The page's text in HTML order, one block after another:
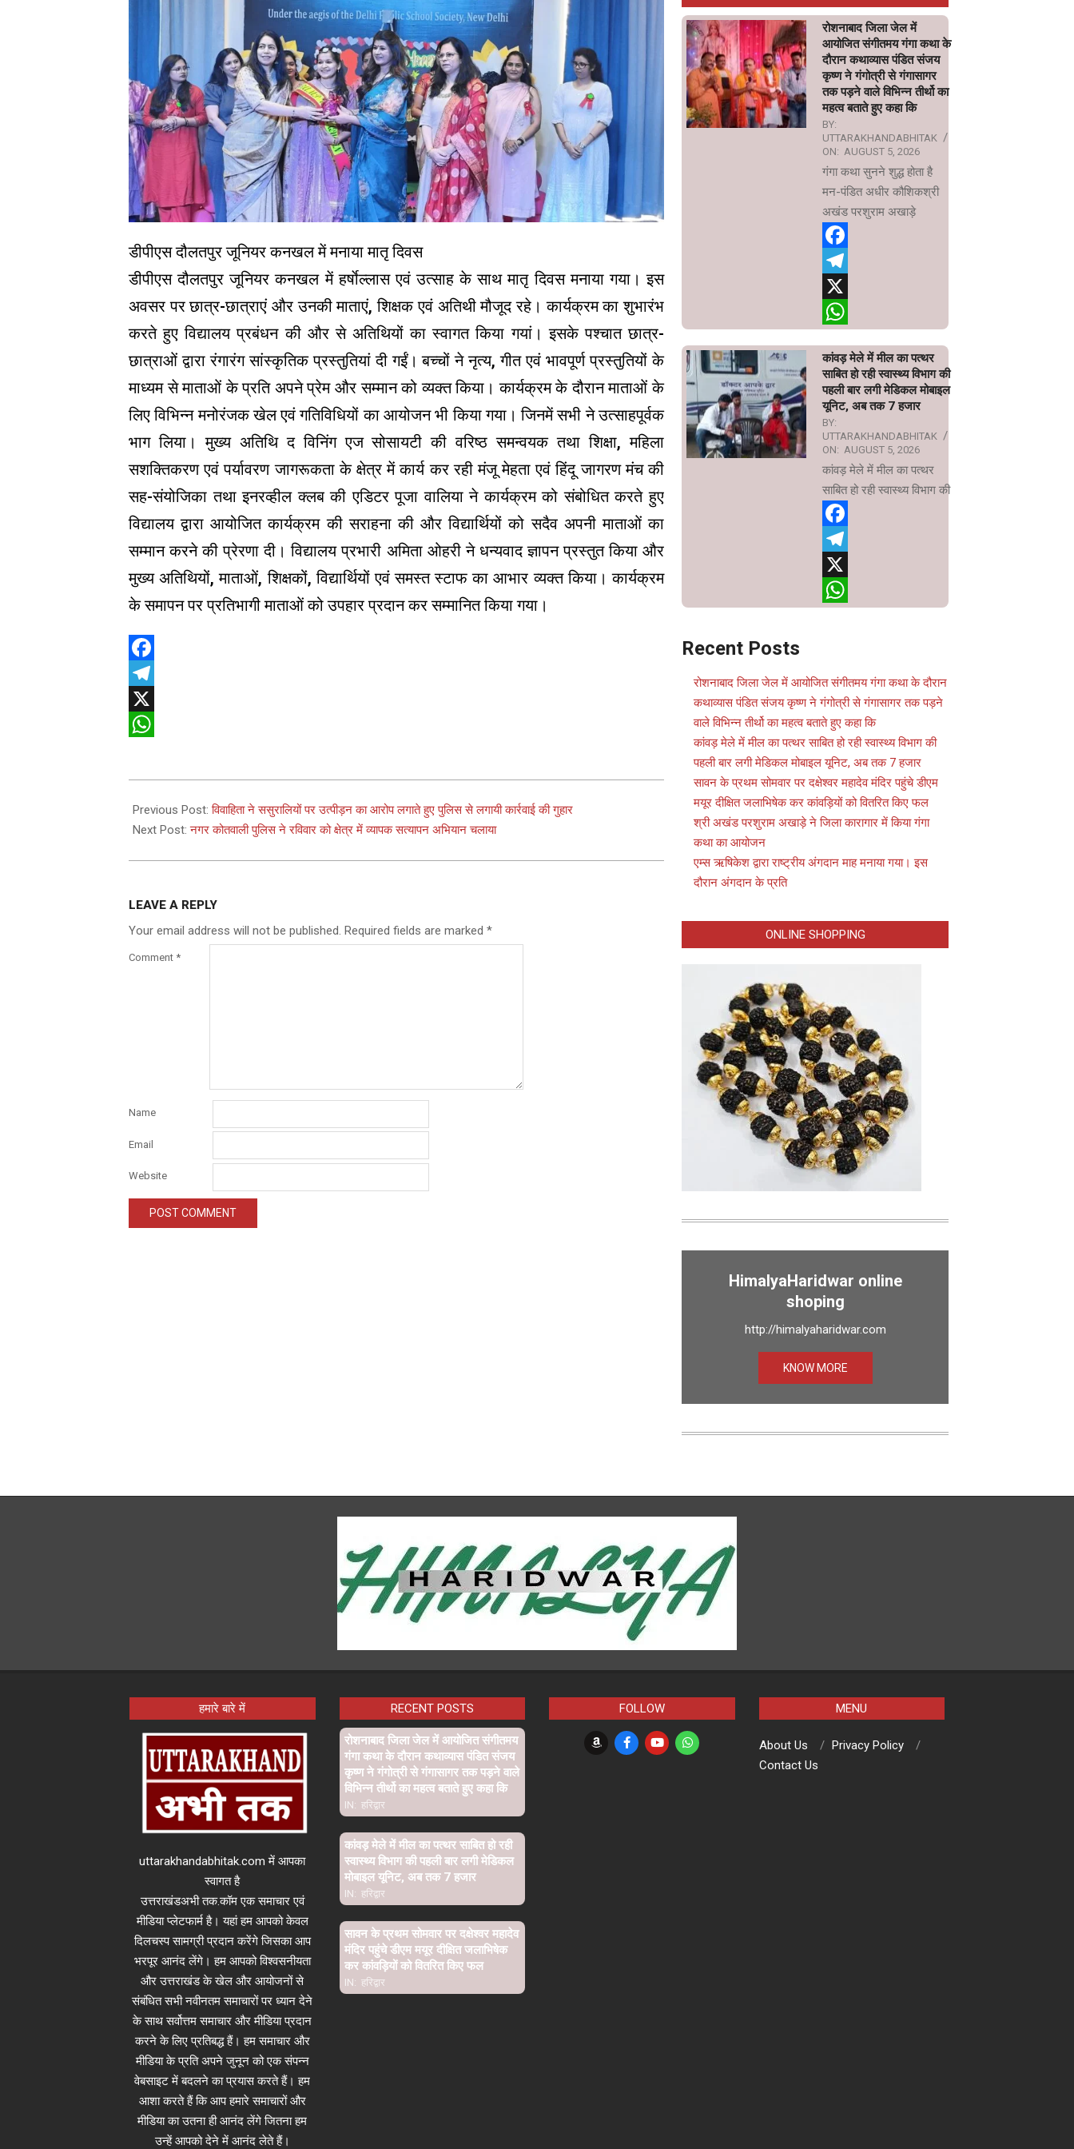
डीपीएस दौलतपुर जूनियर कनखल में मनाया मातृ दिवस
डीपीएस दौलतपुर जूनियर कनखल में हर्षाेल्लास एवं उत्साह के साथ मातृ दिवस मनाया गया। इस
अवसर पर छात्र-छात्राएं और उनकी माताएं, शिक्षक एवं अतिथी मौजूद रहे। कार्यक्रम का शुभारंभ
करते हुए विद्यालय प्रबंधन की और से अतिथियों का स्वागत किया गयां। इसके पश्चात छात्र-
छात्राओं द्वारा रंगारंग सांस्कृतिक प्रस्तुतियां दी गईं। बच्चों ने नृत्य, गीत एवं भावपूर्ण प्रस्तुतियों के
माध्यम से माताओं के प्रति अपने प्रेम और सम्मान को व्यक्त किया। कार्यक्रम के दौरान माताओं के
लिए विभिन्न मनोरंजक खेल एवं गतिविधियों का आयोजन भी किया गया। जिनमें सभी ने उत्साहपूर्वक
भाग लिया। मुख्य अतिथि द विनिंग एज सोसायटी की वरिष्ठ समन्वयक तथा शिक्षा, महिला
सशक्तिकरण एवं पर्यावरण जागरूकता के क्षेत्र में कार्य कर रही मंजू मेहता एवं हिंदू जागरण मंच की
सह-संयोजिका तथा इनरव्हील क्लब की एडिटर पूजा वालिया ने कार्यक्रम को संबोधित करते हुए
विद्यालय द्वारा आयोजित कार्यक्रम की सराहना की और विद्यार्थियों को सदैव अपनी माताओं का
सम्मान करने की प्रेरणा दी। विद्यालय प्रभारी अमिता ओहरी ने धन्यवाद ज्ञापन प्रस्तुत किया और
मुख्य अतिथियों, माताओं, शिक्षकों, विद्यार्थियों एवं समस्त स्टाफ का आभार व्यक्त किया। कार्यक्रम
के समापन पर प्रतिभागी माताओं को उपहार प्रदान कर सम्मानित किया गया।
Facebook
Telegram
X
05-
09
Previous Post:विवाहिता ने ससुरालियों पर उत्पीड़न का आरोप लगाते हुए पुलिस से लगायी कार्रवाई की गुहार
Next Post:नगर कोतवाली पुलिस ने रविवार को क्षेत्र में व्यापक सत्यापन अभियान चलाया
LEAVE A REPLY
Your email address will not be published. Required fields are marked *
Comment *
Name
Email
Website
रोशनाबाद जिला जेल में
आयोजित संगीतमय गंगा कथा के
दौरान कथाव्यास पंडित संजय
कृष्ण ने गंगोत्री से गंगासागर
तक पड़ने वाले विभिन्न तीर्थो का
महत्व बताते हुए कहा कि
BY:
UTTARAKHANDABHITAK
ON: AUGUST 5, 2026
गंगा कथा सुनने शुद्ध होता है
मन-पंडित अधीर कौशिकश्री
अखंड परशुराम अखाड़े
Facebook
Telegram
X
कांवड़ मेले में मील का पत्थर
साबित हो रही स्वास्थ्य विभाग की
पहली बार लगी मेडिकल मोबाइल
यूनिट, अब तक 7 हजार
BY:
UTTARAKHANDABHITAK
ON: AUGUST 5, 2026
कांवड़ मेले में मील का पत्थर
साबित हो रही स्वास्थ्य विभाग की
Facebook
Telegram
X
Recent Posts
रोशनाबाद जिला जेल में आयोजित संगीतमय गंगा कथा के दौरान
कथाव्यास पंडित संजय कृष्ण ने गंगोत्री से गंगासागर तक पड़ने
वाले विभिन्न तीर्थो का महत्व बताते हुए कहा कि
कांवड़ मेले में मील का पत्थर साबित हो रही स्वास्थ्य विभाग की
पहली बार लगी मेडिकल मोबाइल यूनिट, अब तक 7 हजार
सावन के प्रथम सोमवार पर दक्षेश्वर महादेव मंदिर पहुंचे डीएम
मयूर दीक्षित जलाभिषेक कर कांवड़ियों को वितरित किए फल
श्री अखंड परशुराम अखाड़े ने जिला कारागार में किया गंगा
कथा का आयोजन
एम्स ऋषिकेश द्वारा राष्ट्रीय अंगदान माह मनाया गया। इस
दौरान अंगदान के प्रति
ONLINE SHOPPING
HimalyaHaridwar online
shoping
http://himalyaharidwar.com
KNOW MORE
हमारे बारे में
uttarakhandabhitak.com में आपका
स्वागत है
उत्तराखंडअभी तक.कॉम एक समाचार एवं
मीडिया प्लेटफार्म है। यहां हम आपको केवल
दिलचस्प सामग्री प्रदान करेंगे जिसका आप
भरपूर आनंद लेंगे। हम आपको विश्वसनीयता
और उत्तराखंड के खेल और आयोजनों से
संबंधित सभी नवीनतम समाचारों पर ध्यान देने
के साथ सर्वोत्तम समाचार और मीडिया प्रदान
करने के लिए प्रतिबद्ध हैं। हम समाचार और
मीडिया के प्रति अपने जुनून को एक संपन्न
वेबसाइट में बदलने का प्रयास करते हैं। हम
आशा करते हैं कि आप हमारे समाचारों और
मीडिया का उतना ही आनंद लेंगे जितना हम
उन्हें आपको देने में आनंद लेते हैं।
RECENT POSTS
रोशनाबाद जिला जेल में आयोजित संगीतमय
गंगा कथा के दौरान कथाव्यास पंडित संजय
कृष्ण ने गंगोत्री से गंगासागर तक पड़ने वाले
विभिन्न तीर्थो का महत्व बताते हुए कहा कि
IN: हरिद्वार
कांवड़ मेले में मील का पत्थर साबित हो रही
स्वास्थ्य विभाग की पहली बार लगी मेडिकल
मोबाइल यूनिट, अब तक 7 हजार
IN: हरिद्वार
सावन के प्रथम सोमवार पर दक्षेश्वर महादेव
मंदिर पहुंचे डीएम मयूर दीक्षित जलाभिषेक
कर कांवड़ियों को वितरित किए फल
IN: हरिद्वार
FOLLOW MENU
About Us
Privacy Policy
Contact Us